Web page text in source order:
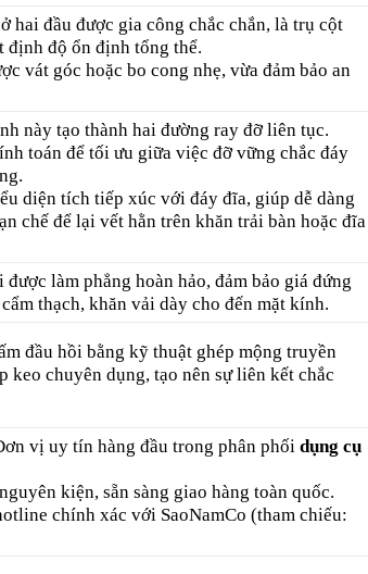
hai đầu được gia công chắc chắn, là trụ cột
định độ ổn định tổng thể.
vát góc hoặc bo cong nhẹ, vừa đảm bảo an
này tạo thành hai đường ray đỡ liên tục.
toán để tối ưu giữa việc đỡ vững chắc đáy
diện tích tiếp xúc với đáy đĩa, giúp dễ dàng
chế để lại vết hằn trên khăn trải bàn hoặc đĩa
làm phẳng hoàn hảo, đảm bảo giá đứng
thạch, khăn vải dày cho đến mặt kính.
đầu hồi bằng kỹ thuật ghép mộng truyền
keo chuyên dụng, tạo nên sự liên kết chắc
vị uy tín hàng đầu trong phân phối dụng cụ
kiện, sẵn sàng giao hàng toàn quốc.
chính xác với SaoNamCo (tham chiếu: